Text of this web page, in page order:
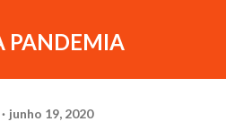
PANDEMIA
junho 19, 2020